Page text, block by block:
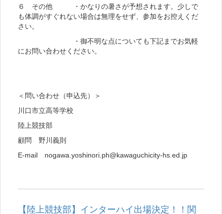
６ その他 ・かなりの暑さが予想されます。少しで
も体調がすぐれない場合は無理をせず、参加をお控えくだ
さい。
・御不明な点についても下記までお気軽
にお問い合わせください。
＜問い合わせ（申込先）＞
川口市立高等学校
陸上競技部
顧問 野川義則
E-mail nogawa.yoshinori.ph@kawaguchicity-hs.ed.jp
【陸上競技部】インターハイ出場決定！！関